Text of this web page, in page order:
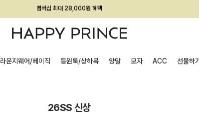
회원전용 아울렛, 가입하면 ~60% 할인!
멤버십 최대 28,000원 혜택
라운지웨어/베이직 등원룩/상하복 양말 모자 ACC 선물하기
26SS 신상